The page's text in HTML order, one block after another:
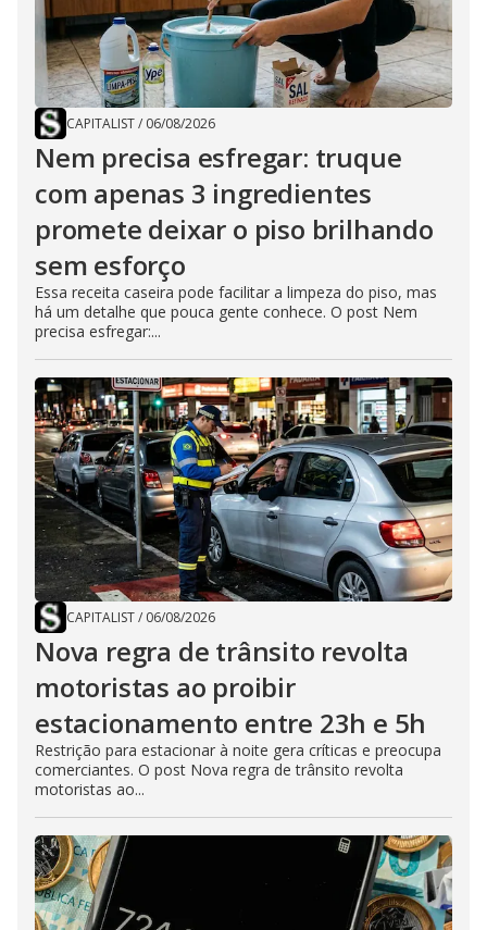
CAPITALIST/ 06/08/2026
Nem precisa esfregar: truque
com apenas 3 ingredientes
promete deixar o piso brilhando
sem esforço
Essa receita caseira pode facilitar a limpeza do piso, mas
há um detalhe que pouca gente conhece. O post Nem
precisa esfregar:...
CAPITALIST/ 06/08/2026
Nova regra de trânsito revolta
motoristas ao proibir
estacionamento entre 23h e 5h
Restrição para estacionar à noite gera críticas e preocupa
comerciantes. O post Nova regra de trânsito revolta
motoristas ao...